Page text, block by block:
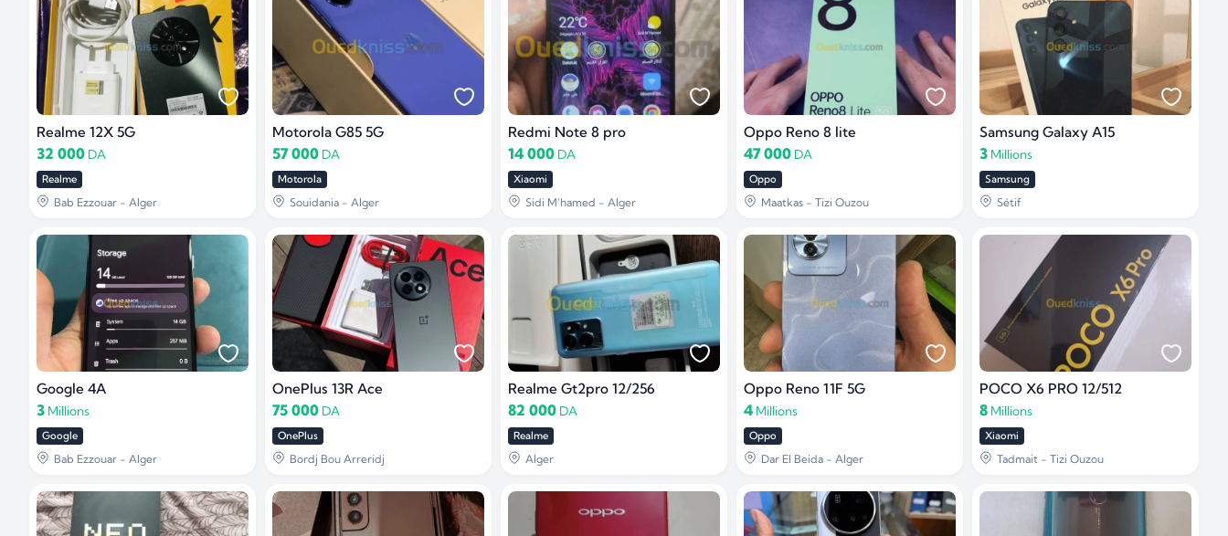
Realme 12X 5G
32 000 DA
Realme
Bab Ezzouar - Alger
Motorola G85 5G
57 000 DA
Motorola
Souidania - Alger
Redmi Note 8 pro
14 000 DA
Xiaomi
Sidi M'hamed - Alger
Oppo Reno 8 lite
47 000 DA
Oppo
Maatkas - Tizi Ouzou
Samsung Galaxy A15
3 Millions
Samsung
Sétif
Google 4A
3 Millions
Google
Bab Ezzouar - Alger
OnePlus 13R Ace
75 000 DA
OnePlus
Bordj Bou Arreridj
Realme Gt2pro 12/256
82 000 DA
Realme
Alger
Oppo Reno 11F 5G
4 Millions
Oppo
Dar El Beida - Alger
POCO X6 PRO 12/512
8 Millions
Xiaomi
Tadmait - Tizi Ouzou